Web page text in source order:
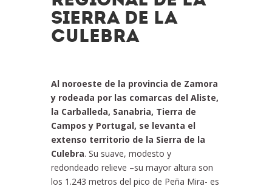
Sierra de la
Culebra
Al noroeste de la provincia de Zamora
y rodeada por las comarcas del Aliste,
la Carballeda, Sanabria, Tierra de
Campos y Portugal, se levanta el
extenso territorio de la Sierra de la
Culebra. Su suave, modesto y
redondeado relieve –su mayor altura son
los 1.243 metros del pico de Peña Mira- es